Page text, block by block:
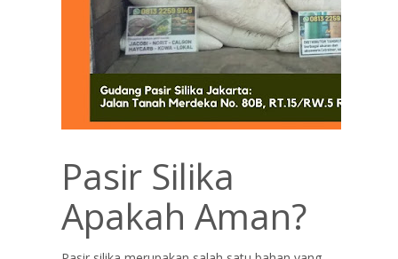
Pasir Silika
Apakah Aman?